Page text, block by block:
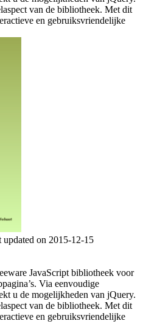
van de bibliotheek. Met dit
en gebruiksvriendelijke
updated on 2015-12-15
JavaScript bibliotheek voor
Via eenvoudige
u de mogelijkheden van jQuery.
van de bibliotheek. Met dit
en gebruiksvriendelijke